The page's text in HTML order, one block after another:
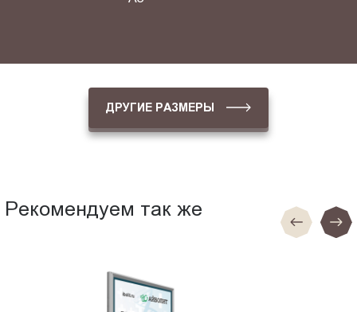
ДРУГИЕ РАЗМЕРЫ
Рекомендуем так же